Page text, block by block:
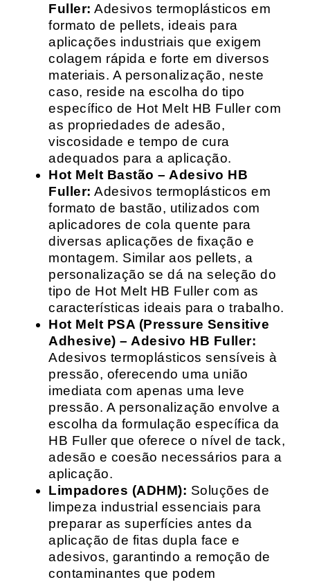
Fuller: Adesivos termoplásticos em
formato de pellets, ideais para
aplicações industriais que exigem
colagem rápida e forte em diversos
materiais. A personalização, neste
caso, reside na escolha do tipo
específico de Hot Melt HB Fuller com
as propriedades de adesão,
viscosidade e tempo de cura
adequados para a aplicação.
Hot Melt Bastão – Adesivo HB
Fuller: Adesivos termoplásticos em
formato de bastão, utilizados com
aplicadores de cola quente para
diversas aplicações de fixação e
montagem. Similar aos pellets, a
personalização se dá na seleção do
tipo de Hot Melt HB Fuller com as
características ideais para o trabalho.
Hot Melt PSA (Pressure Sensitive
Adhesive) – Adesivo HB Fuller:
Adesivos termoplásticos sensíveis à
pressão, oferecendo uma união
imediata com apenas uma leve
pressão. A personalização envolve a
escolha da formulação específica da
HB Fuller que oferece o nível de tack,
adesão e coesão necessários para a
aplicação.
Limpadores (ADHM): Soluções de
limpeza industrial essenciais para
preparar as superfícies antes da
aplicação de fitas dupla face e
adesivos, garantindo a remoção de
contaminantes que podem